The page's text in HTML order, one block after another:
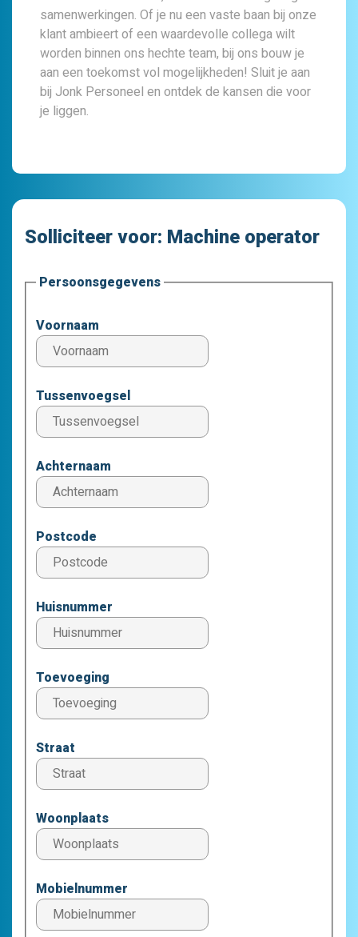
samenwerkingen. Of je nu een vaste baan bij onze
klant ambieert of een waardevolle collega wilt
worden binnen ons hechte team, bij ons bouw je
aan een toekomst vol mogelijkheden! Sluit je aan
bij Jonk Personeel en ontdek de kansen die voor
je liggen.
Solliciteer voor: Machine operator
Persoonsgegevens
Voornaam
Tussenvoegsel
Achternaam
Postcode
Huisnummer
Toevoeging
Straat
Woonplaats
Mobielnummer